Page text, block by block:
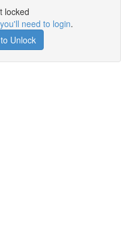
locked
you'll need to login.
Unlock